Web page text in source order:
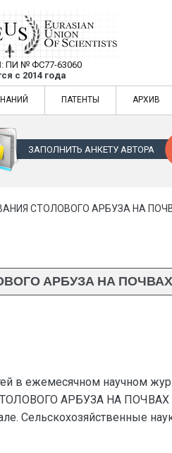
Ученых —
ПИ № ФС77-63060
с 2014 года
научных статей в
ПАТЕНТЫ АРХИВ
ЗАПОЛНИТЬ АНКЕТУ АВТОРА
СТОЛОВОГО АРБУЗА НА
АРБУЗА НА
в ежемесячном научном
АРБУЗА НА ПОЧВАХ
Сельскохозяйственные